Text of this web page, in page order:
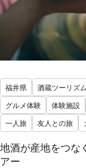
福井県 酒蔵ツーリズム
グルメ体験
体験施設
一人旅
友人との旅
地酒が産地をつな
アー